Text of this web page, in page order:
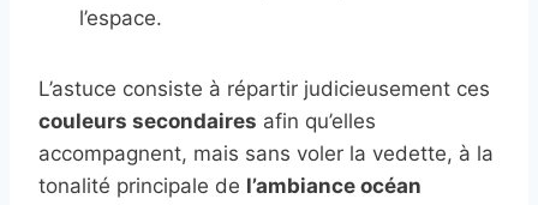
l’espace.
L’astuce consiste à répartir judicieusement ces
couleurs secondaires afin qu’elles
accompagnent, mais sans voler la vedette, à la
tonalité principale de l’ambiance océan